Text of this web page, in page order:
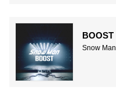
BOOST
Snow Man